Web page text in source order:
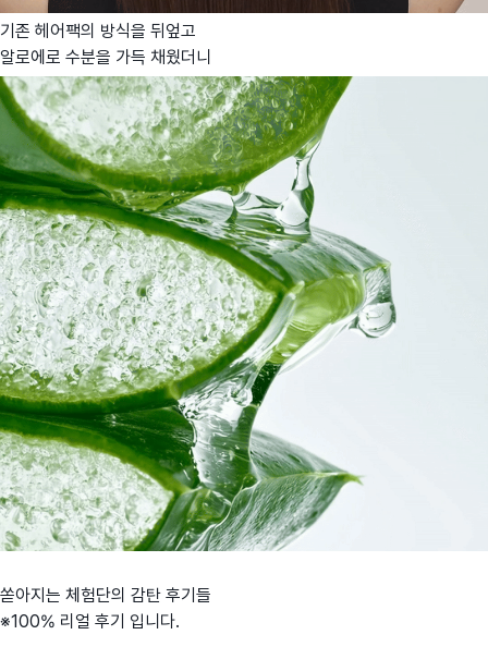
기존 헤어팩의 방식을 뒤엎고
알로에로 수분을 가득 채웠더니
쏟아지는 체험단의 감탄 후기들
※100% 리얼 후기 입니다.